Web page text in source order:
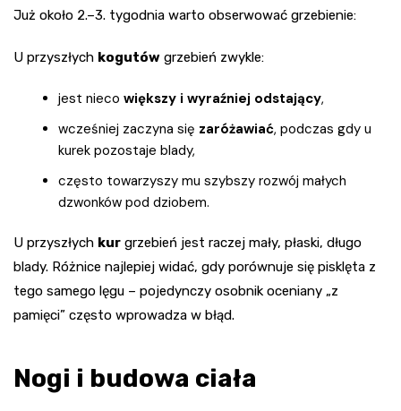
Już około 2.–3. tygodnia warto obserwować grzebienie:
U przyszłych kogutów grzebień zwykle:
jest nieco większy i wyraźniej odstający,
wcześniej zaczyna się zaróżawiać, podczas gdy u
kurek pozostaje blady,
często towarzyszy mu szybszy rozwój małych
dzwonków pod dziobem.
U przyszłych kur grzebień jest raczej mały, płaski, długo
blady. Różnice najlepiej widać, gdy porównuje się pisklęta z
tego samego lęgu – pojedynczy osobnik oceniany „z
pamięci” często wprowadza w błąd.
Nogi i budowa ciała